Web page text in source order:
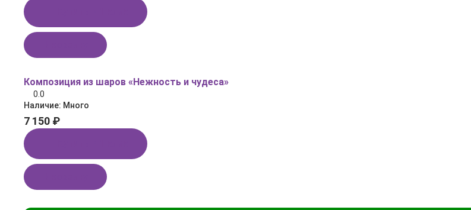
Композиция из шаров «Нежность и чудеса»
0.0
Наличие: Много
7 150 ₽